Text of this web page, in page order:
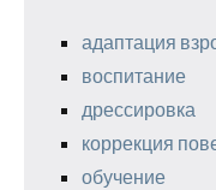
адаптация
воспитание
дрессировка
коррекция
обучение